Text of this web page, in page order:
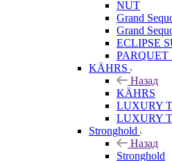
NUT
Grand
Grand
ECLIPSE
PARQUET
KÄHRS
Назад
KÄHRS
LUXURY
LUXURY
Stronghold
Назад
Stronghold